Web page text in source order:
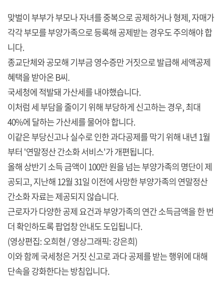
맞벌이 부부가 부모나 자녀를 중복으로 공제하거나 형제, 자매가
각각 부모를 부양가족으로 등록해 공제받는 경우도 주의해야 합
니다.
종교단체와 공모해 기부금 영수증만 거짓으로 발급해 세액공제
혜택을 받아온 B씨.
국세청에 적발돼 가산세를 내야했습니다.
이처럼 세 부담을 줄이기 위해 부당하게 신고하는 경우, 최대
40%에 달하는 가산세를 물어야 합니다.
이같은 부당신고나 실수로 인한 과다공제를 막기 위해 내년 1월
부터 '연말정산 간소화 서비스'가 개편됩니다.
올해 상반기 소득 금액이 100만 원을 넘는 부양가족의 명단이 제
공되고, 지난해 12월 31일 이전에 사망한 부양가족의 연말정산
간소화 자료는 제공되지 않습니다.
근로자가 다양한 공제 요건과 부양가족의 연간 소득금액을 한 번
더 확인하도록 팝업창 안내도 도입됩니다.
(영상편집: 오희현 / 영상그래픽: 강은희)
이와 함께 국세청은 거짓 신고로 과다 공제를 받는 행위에 대해
단속을 강화한다는 방침입니다.